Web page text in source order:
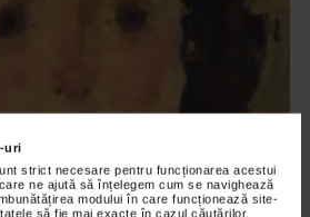
uri
strict necesare pentru funcționarea acestui
ne ajută să înțelegem cum se navighează
modului în care funcționează site-
să fie mai exacte în cazul căutărilor,